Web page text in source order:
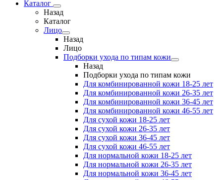
Каталог
Назад
Каталог
Лицо
Назад
Лицо
Подборки ухода по типам кожи
Назад
Подборки ухода по типам кожи
Для комбинированной кожи 18-25 лет
Для комбинированной кожи 26-35 лет
Для комбинированной кожи 36-45 лет
Для комбинированной кожи 46-55 лет
Для сухой кожи 18-25 лет
Для сухой кожи 26-35 лет
Для сухой кожи 36-45 лет
Для сухой кожи 46-55 лет
Для нормальной кожи 18-25 лет
Для нормальной кожи 26-35 лет
Для нормальной кожи 36-45 лет